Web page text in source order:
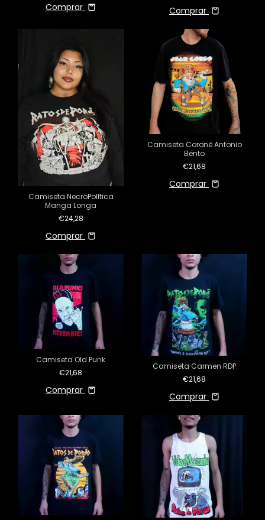
Comprar Comprar
Camiseta NecroPolItica
Manga Longa
€24,28
Comprar
Camiseta Coronê Antonio
Bento
€21,68
Comprar
Camiseta Old Punk
€21,68
Comprar
Camiseta Carmen RDP
€21,68
Comprar